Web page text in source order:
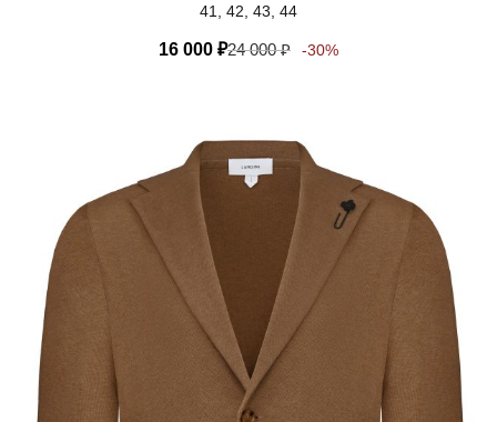
41, 42, 43, 44
16 000 ₽24 000₽ -30%